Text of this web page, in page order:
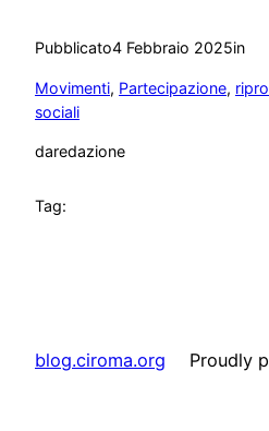
Pubblicato4 Febbraio 2025in
Movimenti, Partecipazione,
sociali
daredazione
Tag:
blog.ciroma.org Proudly